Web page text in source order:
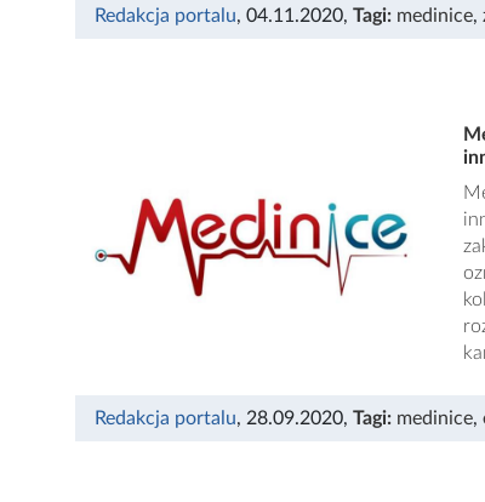
Redakcja portalu, 04.11.2020, Tagi: medinice,
Redakcja portalu, 28.09.2020, Tagi: medinice,